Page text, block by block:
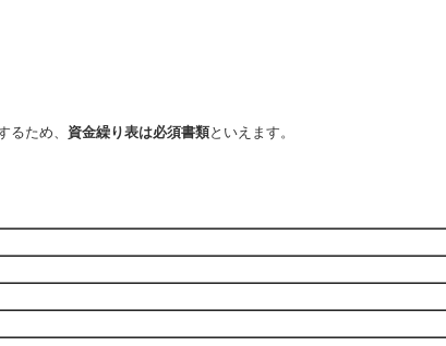
ため、 資金繰り表は必須書類といえます。